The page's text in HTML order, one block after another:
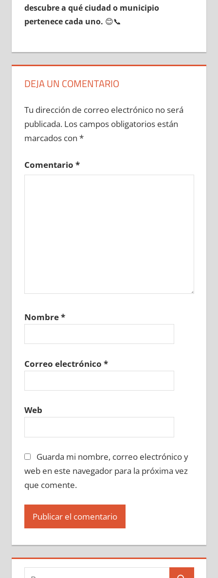
descubre а qué ciudad ο municipio
pertenece cada uno. 😊📞
DEJA UN COMENTARIO
Tu dirección de correo electrónico no será
publicada. Los campos obligatorios están
marcados con *
Comentario *
Nombre*
Correo electrónico *
Web
Guarda mi nombre, correo electrónico y
web en este navegador para la próxima vez
que comente.